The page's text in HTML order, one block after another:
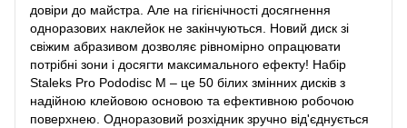
довіри до майстра. Але на гігієнічності досягнення
одноразових наклейок не закінчуються. Новий диск зі
свіжим абразивом дозволяє рівномірно опрацювати
потрібні зони і досягти максимального ефекту! Набір
Staleks Pro Pododisc M – це 50 білих змінних дисків з
надійною клейовою основою та ефективною робочою
поверхнею. Одноразовий розхідник зручно від'єднується